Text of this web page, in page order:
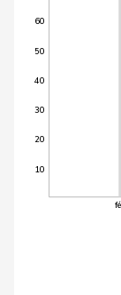
10
20
30
40
50
60